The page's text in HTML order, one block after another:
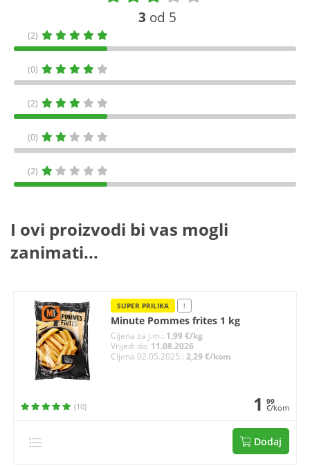
3 od 5
(2)
(0)
(2)
(0)
(2)
I ovi proizvodi bi vas mogli
zanimati...
SUPER PRILIKA !
Minute Pommes frites 1 kg
Cijena za j.m.: 1,99 €/kg
Vrijedi do: 11.08.2026
Cijena 02.05.2025.:2,29 €/kom
(10) 1 99
€/kom
Dodaj